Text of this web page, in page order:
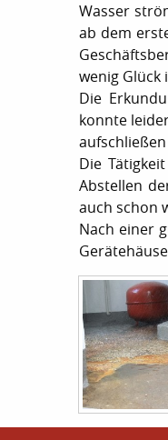
Wasser
ab dem
wenig Glück
Die
konnte
Die
Abstellen
auch schon
Nach einer